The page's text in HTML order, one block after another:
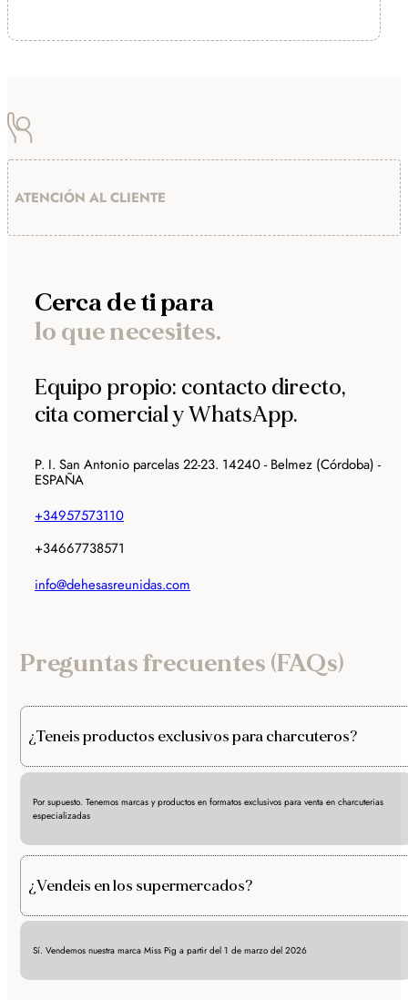
ATENCIÓN AL CLIENTE
Cerca de ti para
lo que necesites.
Equipo propio: contacto directo,
cita comercial y WhatsApp.
P. I. San Antonio parcelas 22-23. 14240 - Belmez (Córdoba) -
ESPAÑA
+34957573110
+34667738571
info@dehesasreunidas.com
Preguntas frecuentes (FAQs)
¿Teneis productos exclusivos para charcuteros?
Por supuesto. Tenemos marcas y productos en formatos exclusivos para venta en charcuterias
especializadas
¿Vendeis en los supermercados?
Sí. Vendemos nuestra marca Miss Pig a partir del 1 de marzo del 2026